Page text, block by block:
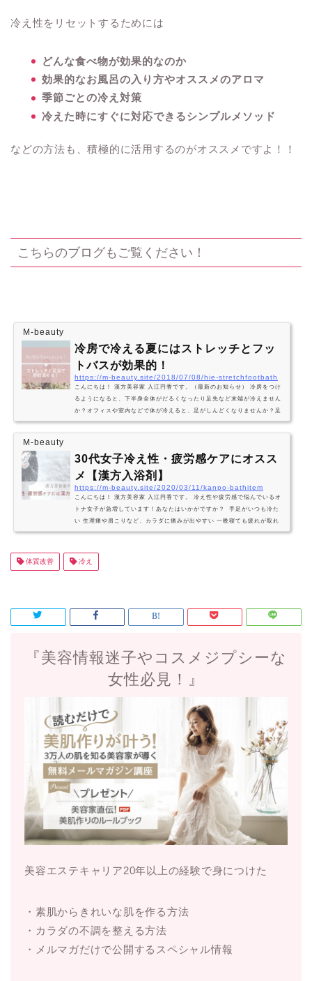
冷え性をリセットするためには
どんな食べ物が効果的なのか
効果的なお風呂の入り方やオススメのアロマ
季節ごとの冷え対策
冷えた時にすぐに対応できるシンプルメソッド
などの方法も、積極的に活用するのがオススメですよ！！
こちらのブログもご覧ください！
M-beauty
冷房で冷える夏にはストレッチとフッ
トバスが効果的！
https://m-beauty.site/2018/07/08/hie-stretchfootbath
こんにちは！ 漢方美容家 入江円香です。（最新のお知らせ） 冷房をつけ
るようになると、下半身全体がだるくなったり足先など末端が冷えません
か？オフィスや室内などで体が冷えると、足がしんどくなりませんか？足
の重だるさは、疲労感が重くのし掛かり、心までも疲れた感じになってし
まう威力があります。 朝から足がダル重い いつもより足が疲れる ちょっ
い これに１つでも当てはまるのであれば、足のセルフメンテナンスがマス
ト！するとしな…
M-beauty
30代女子冷え性・疲労感ケアにオスス
メ【漢方入浴剤】
https://m-beauty.site/2020/03/11/kanpo-bathitem
こんにちは！ 漢方美容家 入江円香です。 冷え性や疲労感で悩んでいるオ
トナ女子が急増しています！あなたはいかがですか？ 手足がいつも冷た
い 生理痛や肩こりなど、カラダに痛みが出やすい 一晩寝ても疲れが取れ
ない 夜、カラダが冷えて寝れない こういった状態に一つでも当てはまる
体質改善 冷え
『美容情報迷子やコスメジプシーな
女性必見！』
美容エステキャリア20年以上の経験で身につけた
・素肌からきれいな肌を作る方法
・カラダの不調を整える方法
・メルマガだけで公開するスペシャル情報